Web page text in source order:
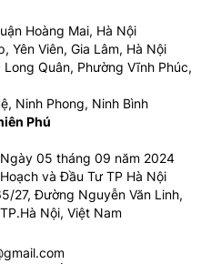
Hoàng Mai, Hà Nội
Yên Viên, Gia Lâm, Hà Nội
Quân, Phường Vĩnh Phúc,
Ninh Phong, Ninh Bình
Phú
05 tháng 09 năm 2024
và Đầu Tư TP Hà Nội
27, Đường Nguyễn Văn Linh,
Nội, Việt Nam